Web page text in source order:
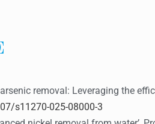
removal: Leveraging the
s11270-025-08000-3